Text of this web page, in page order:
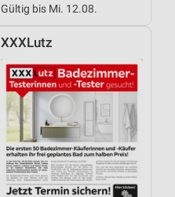
Gültig bis Mi. 12.08.
XXXLutz